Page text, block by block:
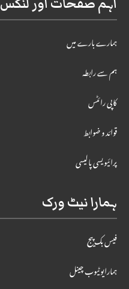
ہمارے بارے میں
ہم سے رابطہ
کاپی رائٹس
قوائد و ضوابط
پرائیویسی پالیسی
ہمارا نیٹ ورک
فیس بک پیج
ہمارایوٹیوب چینل